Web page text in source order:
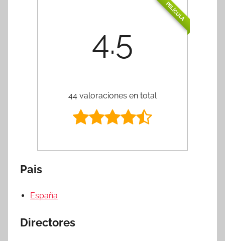
PELÍCULA
4.5
44 valoraciones en total
Pais
España
Directores